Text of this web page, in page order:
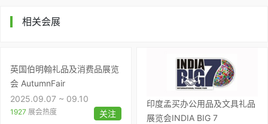
相关会展
英国伯明翰礼品及消费品展览
会 AutumnFair
2025.09.07 ~ 09.10
1927 展会热度 关注
印度孟买办公用品及文具礼品
展览会INDIA BIG 7